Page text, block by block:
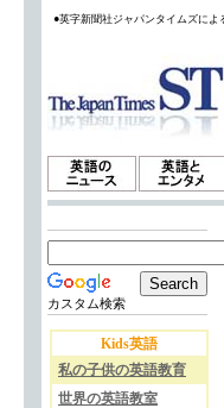
●英字新聞社ジャパンタイムズに
カスタム検索
Kids英語
私の子供の英語教育
世界の英語教室